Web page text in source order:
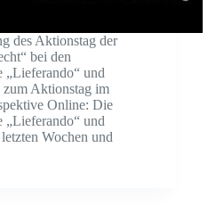
des Aktionstag der
bei den
„Lieferando“ und
Aktionstag im
Online: Die
„Lieferando“ und
Wochen und